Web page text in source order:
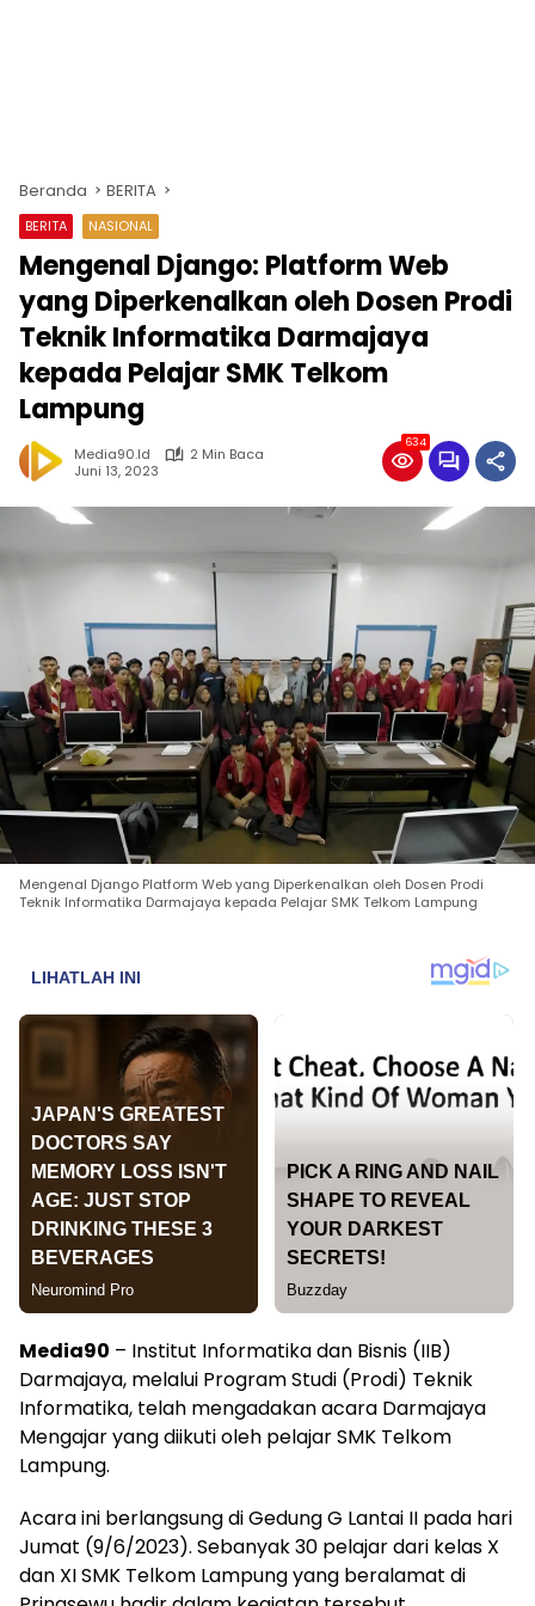
Beranda BERITA
BERITA NASIONAL
Mengenal Django: Platform Web
yang Diperkenalkan oleh Dosen Prodi
Teknik Informatika Darmajaya
kepada Pelajar SMK Telkom
Lampung
Media90.id
2 Min Baca
Juni 13, 2023
634
Mengenal Django Platform Web yang Diperkenalkan oleh Dosen Prodi
Teknik Informatika Darmajaya kepada Pelajar SMK Telkom Lampung
Media90 – Institut Informatika dan Bisnis (IIB)
Darmajaya, melalui Program Studi (Prodi) Teknik
Informatika, telah mengadakan acara Darmajaya
Mengajar yang diikuti oleh pelajar SMK Telkom
Lampung.
Acara ini berlangsung di Gedung G Lantai II pada hari
Jumat (9/6/2023). Sebanyak 30 pelajar dari kelas X
dan XI SMK Telkom Lampung yang beralamat di